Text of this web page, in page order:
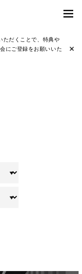
ただくことで、特典や
にご登録をお願いいた